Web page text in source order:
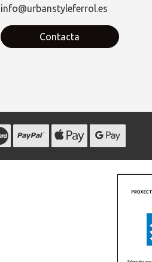
info@urbanstyleferrol.es
Contacta